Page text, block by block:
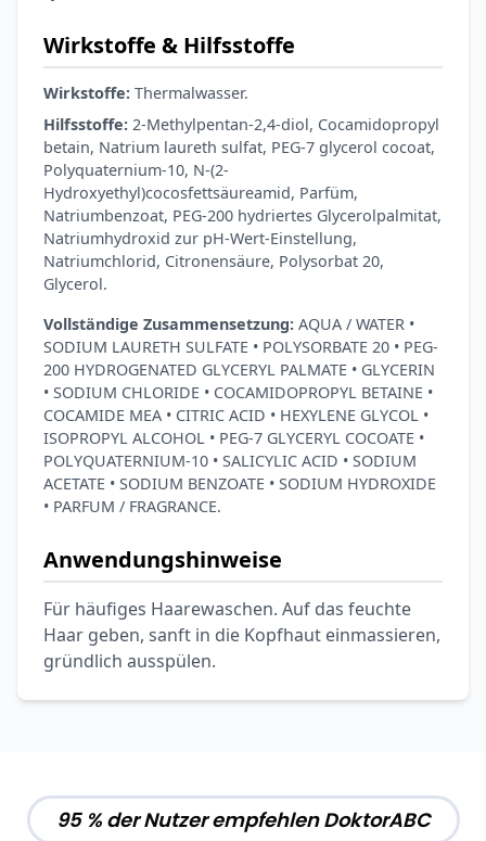
Wirkstoffe & Hilfsstoffe
Wirkstoffe: Thermalwasser.
Hilfsstoffe: 2-Methylpentan-2,4-diol, Cocamidopropyl
betain, Natrium laureth sulfat, PEG-7 glycerol cocoat,
Polyquaternium-10, N-(2-
Hydroxyethyl)cocosfettsäureamid, Parfüm,
Natriumbenzoat, PEG-200 hydriertes Glycerolpalmitat,
Natriumhydroxid zur pH-Wert-Einstellung,
Natriumchlorid, Citronensäure, Polysorbat 20,
Glycerol.
Vollständige Zusammensetzung: AQUA / WATER •
SODIUM LAURETH SULFATE • POLYSORBATE 20 • PEG-
200 HYDROGENATED GLYCERYL PALMATE • GLYCERIN
• SODIUM CHLORIDE • COCAMIDOPROPYL BETAINE •
COCAMIDE MEA • CITRIC ACID • HEXYLENE GLYCOL •
ISOPROPYL ALCOHOL • PEG-7 GLYCERYL COCOATE •
POLYQUATERNIUM-10 • SALICYLIC ACID • SODIUM
ACETATE • SODIUM BENZOATE • SODIUM HYDROXIDE
• PARFUM / FRAGRANCE.
Anwendungshinweise
Für häufiges Haarewaschen. Auf das feuchte
Haar geben, sanft in die Kopfhaut einmassieren,
gründlich ausspülen.
95 % der Nutzer empfehlen DoktorABC